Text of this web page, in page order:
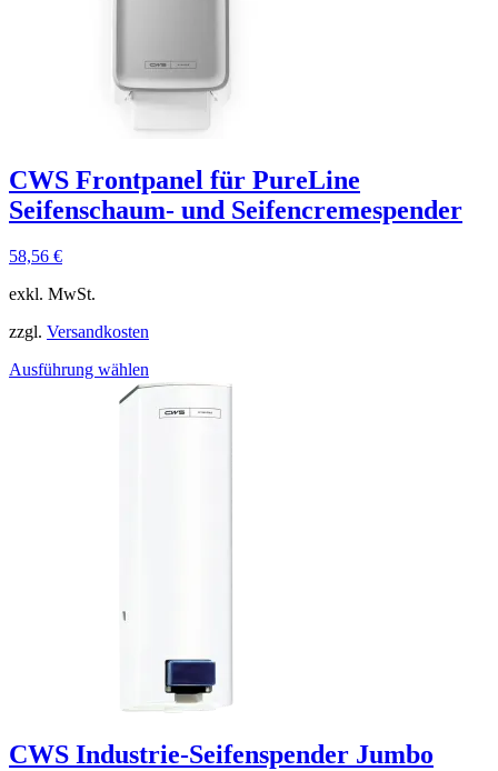
CWS Frontpanel für PureLine
Seifenschaum- und Seifencremespender
58,56 €
exkl. MwSt.
zzgl. Versandkosten
Ausführung wählen
CWS Industrie-Seifenspender Jumbo